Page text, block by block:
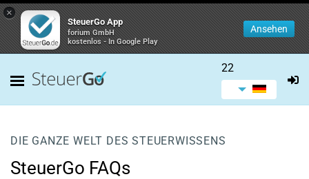
×
SteuerGo App
forium GmbH
kostenlos - In Google Play
Ansehen
22
DIE GANZE WELT DES STEUERWISSENS
SteuerGo FAQs